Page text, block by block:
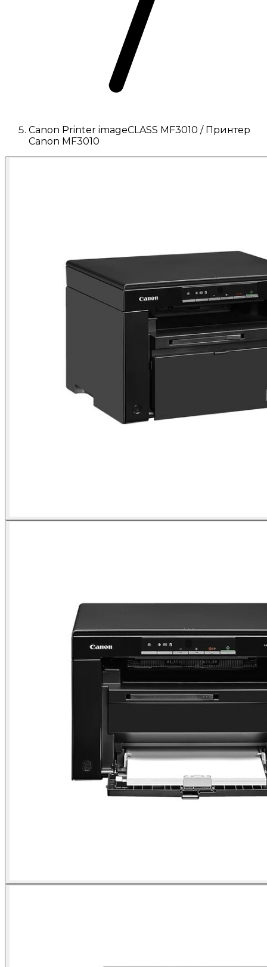
Canon Printer imageCLASS MF3010 / Принтер
Canon MF3010